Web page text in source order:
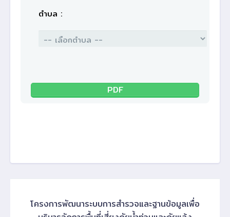
ตำบล :
PDF
โครงการพัฒนาระบบการสำรวจและฐานข้อมูลเพื่อ